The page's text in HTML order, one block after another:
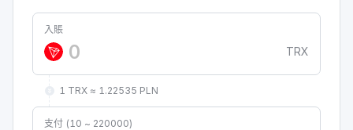
入賬
TRX
1 TRX ≈ 1.22535 PLN
支付 (10 ~ 220000)